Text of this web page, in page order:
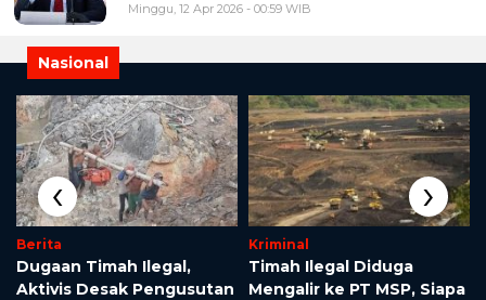
Minggu, 12 Apr 2026 - 00:59 WIB
Nasional
Berita
Dugaan Timah Ilegal,
Aktivis Desak Pengusutan
Kriminal
Timah Ilegal Diduga
Mengalir ke PT MSP, Siapa
‹ ›